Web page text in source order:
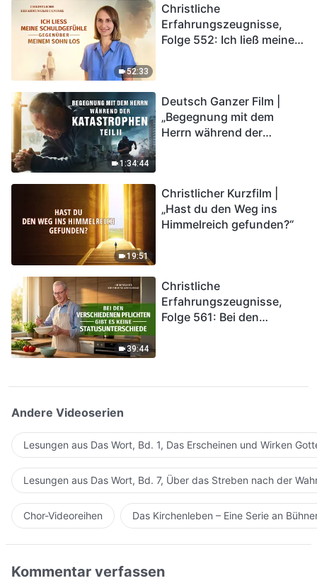
52:33
Christliche
Erfahrungszeugnisse,
Folge 552: Ich ließ meine
1:34:44
Deutsch Ganzer Film |
„Begegnung mit dem
Herrn während der
in das Königreich Gottes
eintreten?
19:51
Christlicher Kurzfilm |
„Hast du den Weg ins
Himmelreich gefunden?“
39:44
Christliche
Erfahrungszeugnisse,
Folge 561: Bei den
Andere Videoserien
Lesungen aus Das Wort, Bd. 1, Das Erscheinen und Wirken
Lesungen aus Das Wort, Bd. 7, Über das Streben nach der
Chor-Videoreihen Das Kirchenleben – Eine Serie an
Kommentar verfassen